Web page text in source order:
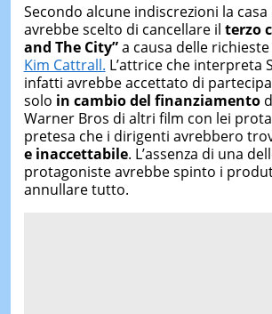
Secondo alcune indiscrezioni la
avrebbe scelto di cancellare il terzo
and The City”a causa delle
Kim Cattrall. L’attrice che interpreta
infatti avrebbe accettato di
solo in cambio del finanziamento
Warner Bros di altri film con lei
pretesa che i dirigenti avrebbero
e inaccettabile. L’assenza di una
protagoniste avrebbe spinto i
annullare tutto.